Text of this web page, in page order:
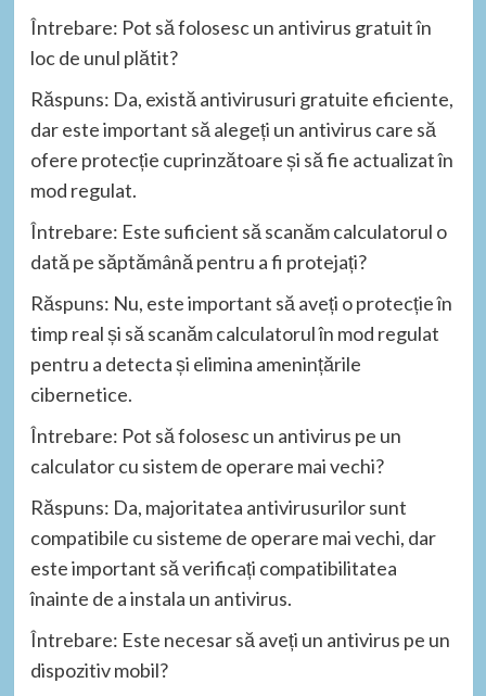
Întrebare: Pot să folosesc un antivirus gratuit în
loc de unul plătit?
Răspuns: Da, există antivirusuri gratuite eficiente,
dar este important să alegeți un antivirus care să
ofere protecție cuprinzătoare și să fie actualizat în
mod regulat.
Întrebare: Este suficient să scanăm calculatorul o
dată pe săptămână pentru a fi protejați?
Răspuns: Nu, este important să aveți o protecție în
timp real și să scanăm calculatorul în mod regulat
pentru a detecta și elimina amenințările
cibernetice.
Întrebare: Pot să folosesc un antivirus pe un
calculator cu sistem de operare mai vechi?
Răspuns: Da, majoritatea antivirusurilor sunt
compatibile cu sisteme de operare mai vechi, dar
este important să verificați compatibilitatea
înainte de a instala un antivirus.
Întrebare: Este necesar să aveți un antivirus pe un
dispozitiv mobil?